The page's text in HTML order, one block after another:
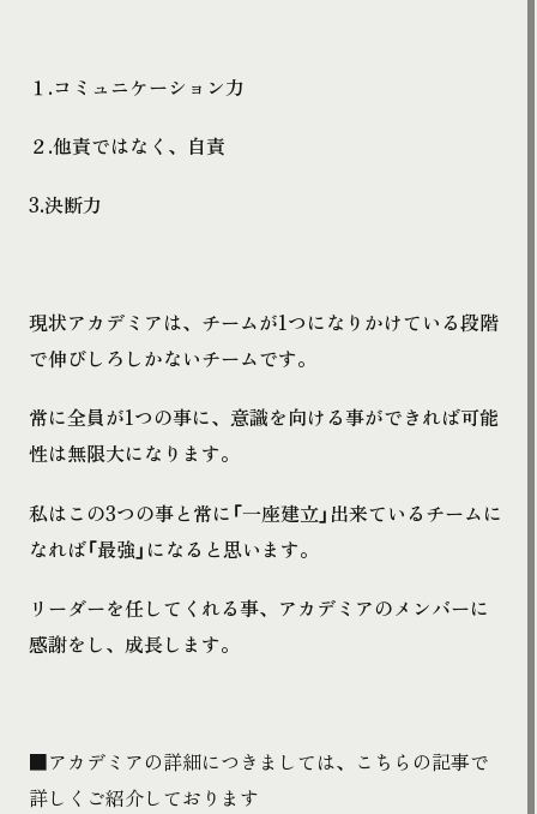
１.コミュニケーション力
２.他責ではなく、自責
3.決断力
現状アカデミアは、チームが1つになりかけている段階
で伸びしろしかないチームです。
常に全員が1つの事に、意識を向ける事ができれば可能
性は無限大になります。
私はこの3つの事と常に「一座建立」出来ているチームに
なれば「最強」になると思います。
リーダーを任してくれる事、アカデミアのメンバーに
感謝をし、成長します。
■アカデミアの詳細につきましては、こちらの記事で
詳しくご紹介しております